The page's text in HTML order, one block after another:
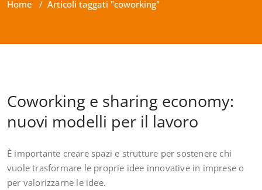
Home / Articoli taggati "coworking"
Coworking e sharing economy:
nuovi modelli per il lavoro
È importante creare spazi e strutture per sostenere chi
vuole trasformare le proprie idee innovative in imprese o
per valorizzarne le idee.